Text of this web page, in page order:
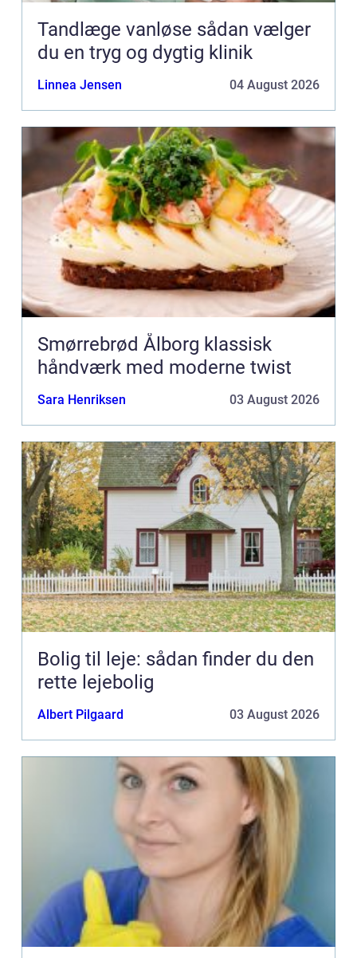
Tandlæge vanløse sådan vælger
du en tryg og dygtig klinik
Linnea Jensen 04 August 2026
Smørrebrød Ålborg klassisk
håndværk med moderne twist
Sara Henriksen 03 August 2026
Bolig til leje: sådan finder du den
rette lejebolig
Albert Pilgaard 03 August 2026